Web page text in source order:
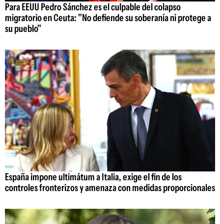
Para EEUU Pedro Sánchez es el culpable del colapso
migratorio en Ceuta: "No defiende su soberanía ni protege a
su pueblo"
España impone ultimátum a Italia, exige el fin de los
controles fronterizos y amenaza con medidas proporcionales